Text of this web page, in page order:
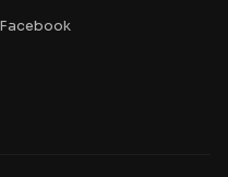
Facebook